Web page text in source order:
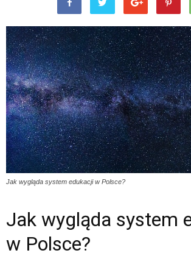
Jak wygląda system edukacji w Polsce?
Jak wygląda system
w Polsce?